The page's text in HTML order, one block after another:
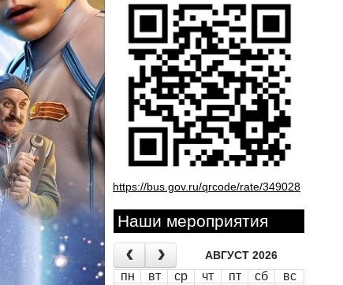
https://bus.gov.ru/qrcode/rate/349028
Наши мероприятия
АВГУСТ 2026
пн вт ср чт пт сб вс